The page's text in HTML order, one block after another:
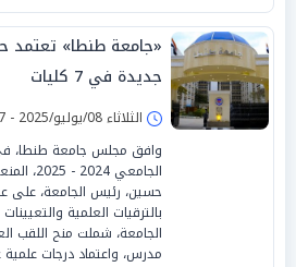
«جامعة طنطا» تعتمد
جديدة في 7 كليات
الثلاثاء 08/يوليو/2025 - 12:37 م
وافق مجلس جامعة طنطا،
الجامعي
حسين، رئيس الجامعة، على
بالترقيات العلمية
الجامعة، شملت منح اللقب
مدرس، واعتماد درجات علمية